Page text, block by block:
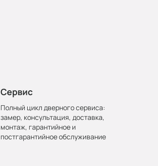
Сервис
Полный цикл дверного сервиса:
замер, консультация, доставка,
монтаж, гарантийное и
постгарантийное обслуживание